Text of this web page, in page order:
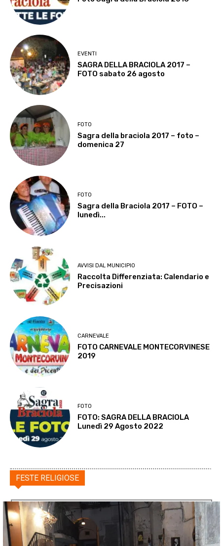
EVENTI
SAGRA DELLA BRACIOLA 2017 –
FOTO sabato 26 agosto
FOTO
Sagra della braciola 2017 – foto –
domenica 27
FOTO
Sagra della Braciola 2017 – FOTO –
lunedì...
AVVISI DAL MUNICIPIO
Raccolta Differenziata: Calendario e
Precisazioni
CARNEVALE
FOTO CARNEVALE MONTECORVINESE
2019
FOTO
FOTO: SAGRA DELLA BRACIOLA
Lunedì 29 Agosto 2022
FESTE RELIGIOSE